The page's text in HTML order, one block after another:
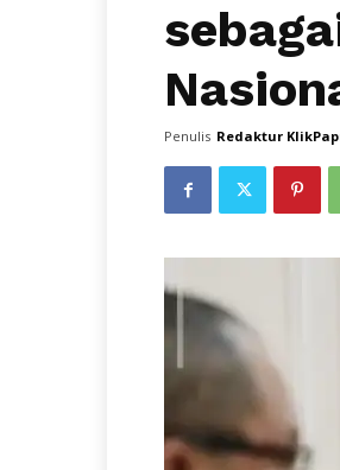
Penulis Redaktur